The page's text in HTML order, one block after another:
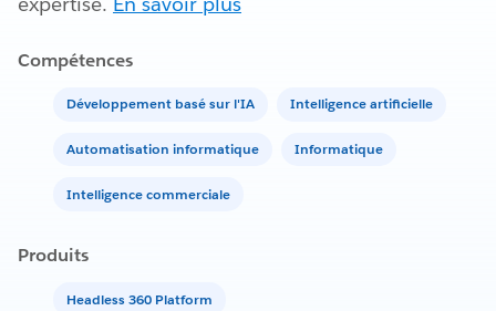
Compétences
Développement basé sur l'IA Intelligence artificielle
Automatisation informatique Informatique
Intelligence commerciale
Produits
Headless 360 Platform